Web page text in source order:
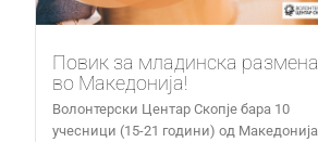
Повик за младинска размена
во Македонија!
Волонтерски Центар Скопје бара 10
учесници (15-21 години) од Македонија,